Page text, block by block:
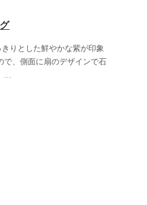
りとした鮮やかな紫が印象
で、側面に扇のデザインで石
...